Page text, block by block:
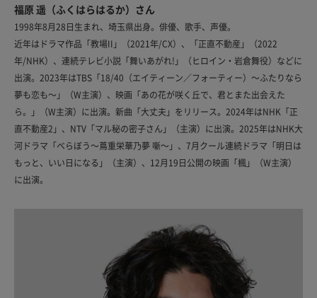
福原 遥（ふくはらはるか）さん
1998年8月28日生まれ、埼玉県出身。俳優、歌手、声優。
近年はドラマ作品「教場II」（2021年/CX）、「正直不動産」（2022
年/NHK）、連続テレビ小説「舞いあがれ!」（ヒロイン・岩倉舞役）などに
出演。2023年はTBS「18/40（エイティーン／フォーティー）～ふたりなら
夢も恋も～」（W主演）、映画「あの花が咲く丘で、君とまた出会えた
ら。」（W主演）に出演。新曲「大丈夫」をリリース。2024年はNHK「正
直不動産2」、NTV「マル秘の密子さん」（主演）に出演。2025年はNHK大
河ドラマ「べらぼう～蔦重栄華乃夢 噺～」、7月クール連続ドラマ「明日は
もっと、いい日になる」（主演）、12月19日公開の映画「楓」（W主演）
に出演。